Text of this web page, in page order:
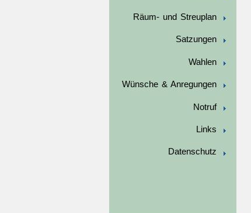
Räum- und Streuplan
Satzungen
Wahlen
Wünsche & Anregungen
Notruf
Links
Datenschutz